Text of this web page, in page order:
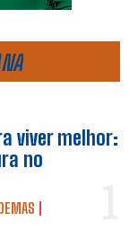
viver melhor:
no